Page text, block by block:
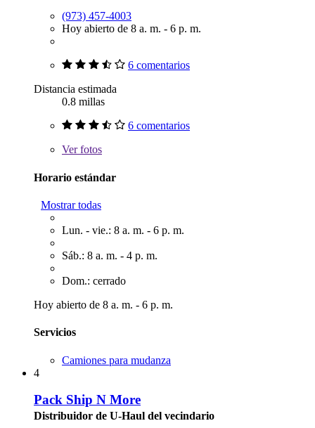
(973) 457-4003
Hoy abierto de 8 a. m. - 6 p. m.
6 comentarios
Distancia estimada
0.8 millas
6 comentarios
Verfotos
Horario estándar
Mostrar todas
Lun. - vie.: 8 a. m. - 6 p. m.
Sáb.: 8 a. m. - 4 p. m.
Dom.: cerrado
Hoy abierto de 8 a. m. - 6 p. m.
Servicios
Camiones para mudanza
4
Pack Ship N More
Distribuidor de U-Haul del vecindario